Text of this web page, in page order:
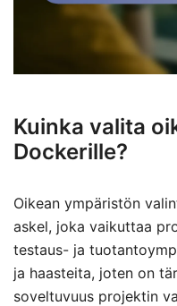
Kuinka valita
Dockerille?
Oikean ympäristön
askel, joka vaikuttaa
testaus- ja
ja haasteita, joten on
soveltuvuus projektin